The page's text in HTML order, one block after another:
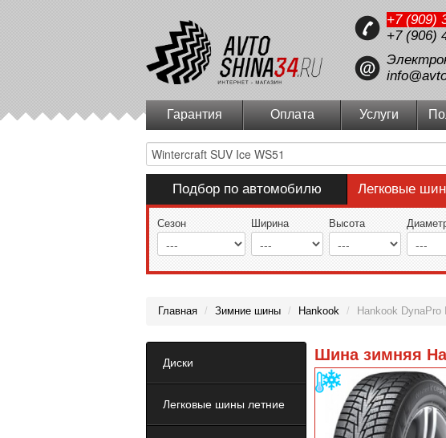
+7 (909)
+7 (906)
Гарантия Оплата Услуги
Подбор по автомобилю Легковые
Сезон Ширина Высота
Главная / Зимние шины / Hankook / Hankook DynaPro
Диски
Легковые шины летние
Шина зимняя